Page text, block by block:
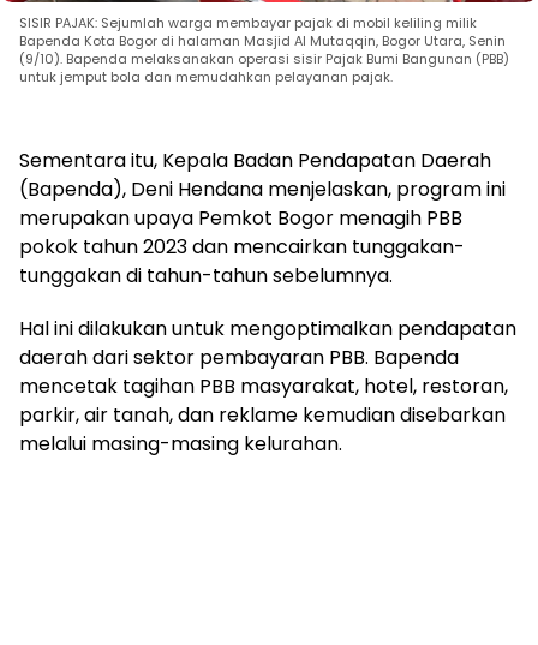
SISIR PAJAK: Sejumlah warga membayar pajak di mobil keliling milik
Bapenda Kota Bogor di halaman Masjid Al Mutaqqin, Bogor Utara, Senin
(9/10). Bapenda melaksanakan operasi sisir Pajak Bumi Bangunan (PBB)
untuk jemput bola dan memudahkan pelayanan pajak.
Sementara itu, Kepala Badan Pendapatan Daerah
(Bapenda), Deni Hendana menjelaskan, program ini
merupakan upaya Pemkot Bogor menagih PBB
pokok tahun 2023 dan mencairkan tunggakan-
tunggakan di tahun-tahun sebelumnya.
Hal ini dilakukan untuk mengoptimalkan pendapatan
daerah dari sektor pembayaran PBB. Bapenda
mencetak tagihan PBB masyarakat, hotel, restoran,
parkir, air tanah, dan reklame kemudian disebarkan
melalui masing-masing kelurahan.